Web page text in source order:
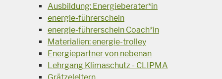
Ausbildung: Energieberater*in
energie-führerschein
energie-führerschein Coach*in
Materialien: energie-trolley
Energiepartner von nebenan
Lehrgang Klimaschutz - CLIPMA